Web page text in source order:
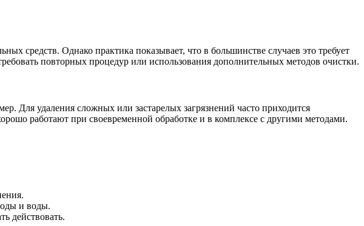
средств. Однако практика показывает, что в большинстве случаев это требует
повторных процедур или использования дополнительных методов очистки.
Для удаления сложных или застарелых загрязнений часто приходится
работают при своевременной обработке и в комплексе с другими методами.
и воды.
действовать.